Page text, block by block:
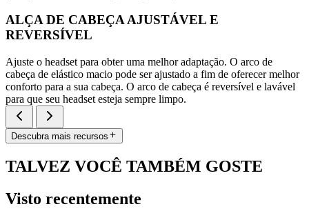
ALÇA DE CABEÇA AJUSTÁVEL E
REVERSÍVEL
Ajuste o headset para obter uma melhor adaptação. O arco de
cabeça de elástico macio pode ser ajustado a fim de oferecer melhor
conforto para a sua cabeça. O arco de cabeça é reversível e lavável
para que seu headset esteja sempre limpo.
Descubra mais recursos
TALVEZ VOCÊ TAMBÉM GOSTE
Visto recentemente